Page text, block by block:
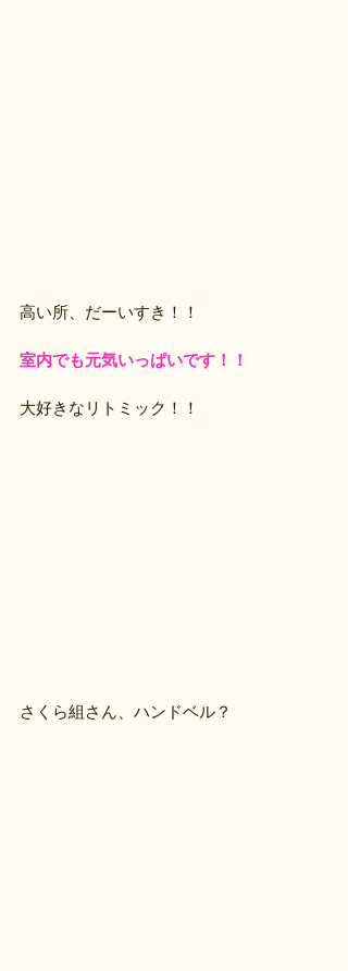
高い所、だーいすき！！
室内でも元気いっぱいです！！
大好きなリトミック！！
さくら組さん、ハンドベル？